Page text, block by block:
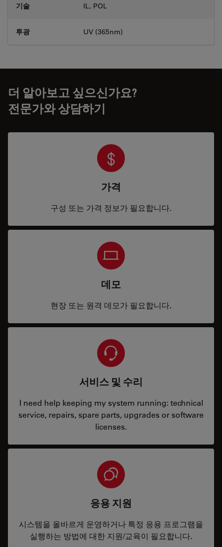
기술 IL, POL
투광 UV (365nm)
더 알아보고 싶으신가요?
전문가와 상담하기
가격
구성 또는 가격 정보가 필요합니다.
데모
현장 또는 원격 데모가 필요합니다.
서비스 및 수리
I need help keeping my system running: technical
service, repairs, spare parts, upgrades or software
licenses.
응용 지원
시스템을 올바르게 운영하거나 특정 응용 프로그램을
실행하는 방법에 대한 지원/교육이 필요합니다.